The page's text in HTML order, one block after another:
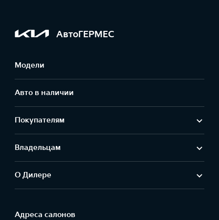
АвтоГЕРМЕС
Модели
Авто в наличии
Покупателям
Владельцам
О Дилере
Адреса салонов